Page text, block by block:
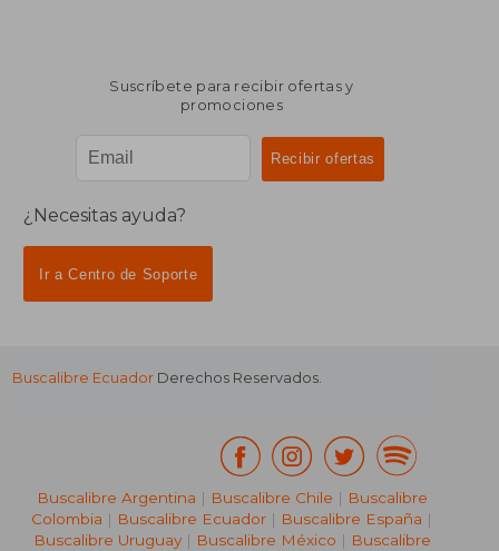
Suscríbete para recibir ofertas y
promociones
¿Necesitas ayuda?
Ir a Centro de Soporte
Buscalibre Ecuador Derechos Reservados.
Buscalibre Argentina | Buscalibre Chile | Buscalibre
Colombia | Buscalibre Ecuador | Buscalibre España |
Buscalibre Uruguay| Buscalibre México | Buscalibre